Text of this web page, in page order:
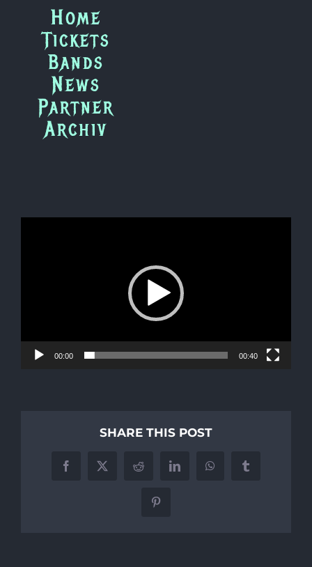
Home
Tickets
Bands
News
Partner
Archiv
00:00 00:40
SHARE THIS POST
Facebook
X Reddit LinkedInWhatsAppTumblr
Pinterest